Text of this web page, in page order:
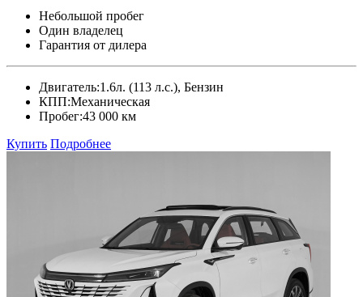
Небольшой пробег
Один владелец
Гарантия от дилера
Двигатель:1.6л. (113 л.с.), Бензин
КПП:Механическая
Пробег:43 000 км
Купить Подробнее